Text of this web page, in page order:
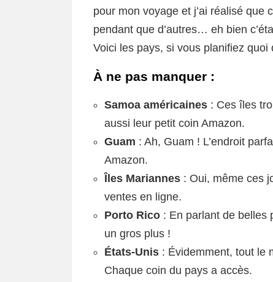
pour mon voyage et j’ai réalisé que
pendant que d’autres… eh bien
Voici les pays, si vous planifiez quoi
À ne pas manquer :
Samoa américaines : Ces îles
aussi leur petit coin Amazon.
Guam : Ah, Guam ! L’endroit
Amazon.
Îles Mariannes : Oui, même ces
ventes en ligne.
Porto Rico : En parlant de belles
un gros plus !
États-Unis : Évidemment, tout le
Chaque coin du pays a accès.